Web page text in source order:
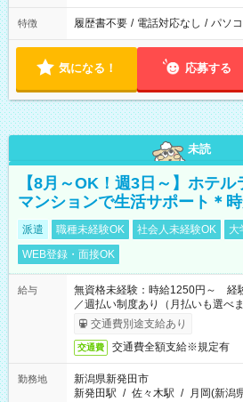
特徴 履歴書不要 / 電話対応なし / パソ
気になる！ 応募する
未読
【8月～OK！週3日～】ホテ
マンションで生活サポート＊
派遣 職種未経験OK 社会人未経験OK 大
WEB登録・面接OK
給与
無資格未経験：時給1250円～ 経
／週払い制度あり（月払いも選べ
了次第のお支払いとなります。
交通費別途支給あり
交通費 交通費全額支給※規定有
勤務地
新潟県新発田市
新発田駅 / 佐々木駅 / 月岡(新潟